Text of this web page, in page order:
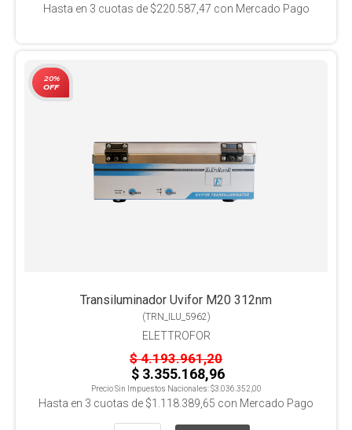
Hasta en 3 cuotas de $220.587,47 con Mercado Pago
20%
OFF
Transiluminador Uvifor M20 312nm
(TRN_ILU_5962)
ELETTROFOR
$ 4.193.961,20
$ 3.355.168,96
Precio Sin Impuestos Nacionales:$3.036.352,00
Hasta en 3 cuotas de $1.118.389,65 con Mercado Pago